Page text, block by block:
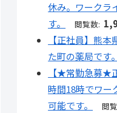
休み。ワークラ
す。
閲覧数:
【正社員】熊
た町の薬局です。
【★常勤急募★
時間18時でワー
可能です。
閲